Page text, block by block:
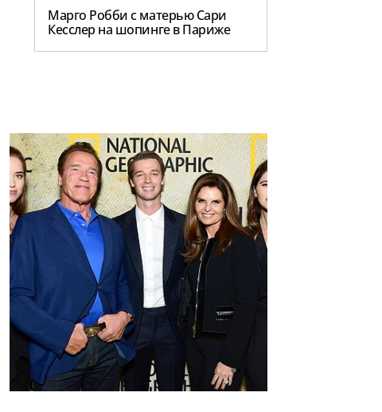
Марго Робби с матерью Сари
Кесслер на шопинге в Париже